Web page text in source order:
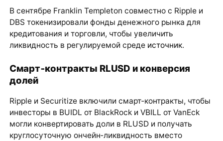
В сентябре Franklin Templeton совместно с Ripple и
DBS токенизировали фонды денежного рынка для
кредитования и торговли, чтобы увеличить
ликвидность в регулируемой среде источник.
Смарт‑контракты RLUSD и конверсия
долей
Ripple и Securitize включили смарт‑контракты, чтобы
инвесторы в BUIDL от BlackRock и VBILL от VanEck
могли конвертировать доли в RLUSD и получать
круглосуточную ончейн‑ликвидность вместо